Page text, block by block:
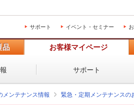
サポート イベント・セミナー
品 お客様マイページ
サポート
メンテナンス情報 緊急・定期メンテナンスの